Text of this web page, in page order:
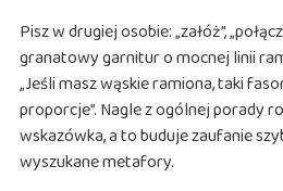
Pisz w drugiej osobie: „załóż”,
granatowy garnitur o mocnej linii
„Jeśli masz wąskie ramiona, taki
proporcje”. Nagle z ogólnej porady
wskazówka, a to buduje zaufanie
wyszukane metafory.